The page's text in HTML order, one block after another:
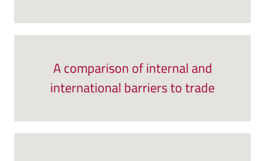
A comparison of internal and
international barriers to trade